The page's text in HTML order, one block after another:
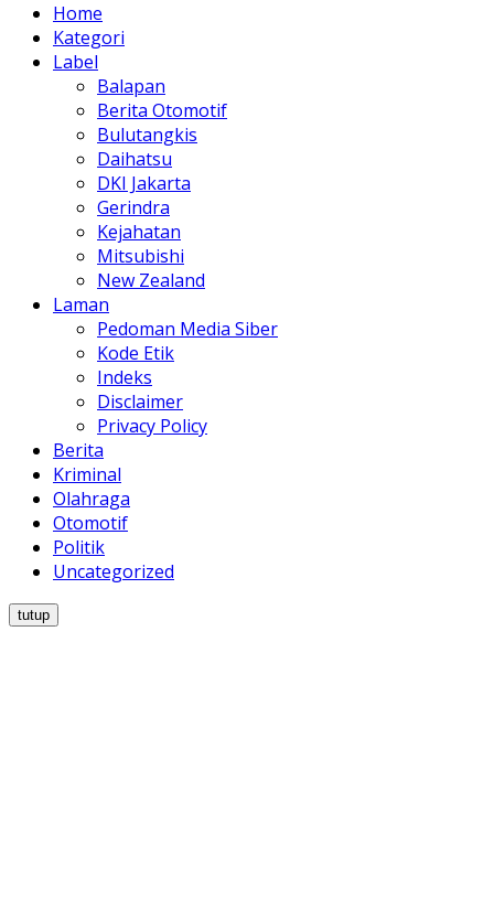
Home
Kategori
Label
Balapan
Berita Otomotif
Bulutangkis
Daihatsu
DKI Jakarta
Gerindra
Kejahatan
Mitsubishi
New Zealand
Laman
Pedoman Media Siber
Kode Etik
Indeks
Disclaimer
Privacy Policy
Berita
Kriminal
Olahraga
Otomotif
Politik
Uncategorized
tutup